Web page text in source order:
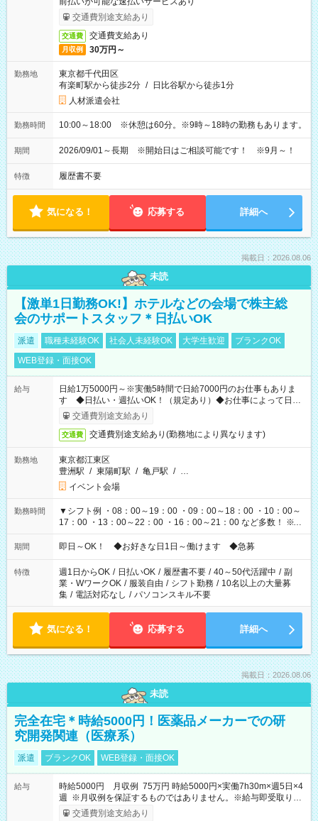
交通費別途支給あり
交通費 交通費支給あり
月収例 30万円～
勤務地
東京都千代田区
有楽町駅から徒歩2分 / 日比谷駅から徒歩1分
人材派遣会社
勤務時間 10:00～18:00 ※休憩は60分。※9時～18時の勤務もあります。
期間 2026/09/01～長期 ※開始日はご相談可能です！ ※9月～！
特徴 履歴書不要
気になる！ 応募する 詳細へ
掲載日：2026.08.06
未読
【激単1日勤務OK!】ホテルなどの会場で株主総
会のサポートスタッフ＊日払いOK
派遣 職種未経験OK 社会人未経験OK 大学生歓迎
ブランクOK
WEB登録・面接OK
給与
日給1万5000円～※実働5時間で日給7000円のお仕事もありま
す ◆日払い・週払いOK！（規定あり）◆お仕事によって日給
も異なります
交通費別途支給あり
交通費 交通費別途支給あり(勤務地により異なります)
勤務地
東京都江東区
豊洲駅 / 東陽町駅 / 亀戸駅 / …
イベント会場
勤務時間
▼シフト例 ・08：00～19：00 ・09：00～18：00 ・10：00～
17：00 ・13：00～22：00 ・16：00～21：00 など多数！ ※お
仕事により勤務時間が異なります
期間 即日～OK！ ◆お好きな日1日～働けます ◆急募
特徴 週1日からOK / 日払いOK / 履歴書不要 / 40～50代活躍中 / 副
業・WワークOK / 服装自由 / シフト勤務 / 10名以上の大量募
集 / 電話対応なし / パソコンスキル不要
気になる！ 応募する 詳細へ
掲載日：2026.08.06
未読
完全在宅＊時給5000円！医薬品メーカーでの研
究開発関連（医療系）
派遣 ブランクOK WEB登録・面接OK
給与
時給5000円 月収例 75万円 時給5000円×実働7h30m×週5日×4
週 ※月収例を保証するものではありません。※給与即受取りサ
ービス利用可（利用条件有）
交通費別途支給あり